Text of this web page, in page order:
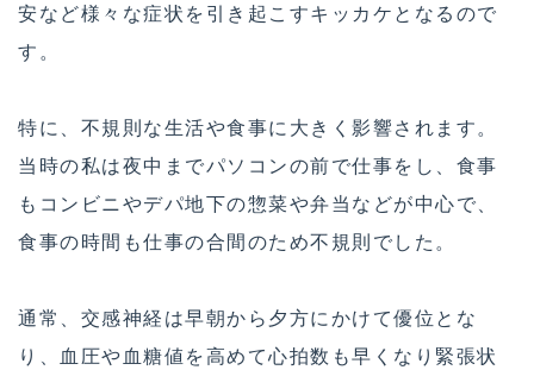
安など様々な症状を引き起こすキッカケとなるので
す。
特に、不規則な生活や食事に大きく影響されます。
当時の私は夜中までパソコンの前で仕事をし、食事
もコンビニやデパ地下の惣菜や弁当などが中心で、
食事の時間も仕事の合間のため不規則でした。
通常、交感神経は早朝から夕方にかけて優位とな
り、血圧や血糖値を高めて心拍数も早くなり緊張状